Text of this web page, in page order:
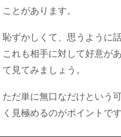
ことがあります。
恥ずかしくて、思うように
これも相手に対して好意が
て見てみましょう。
ただ単に無口なだけという
く見極めるのがポイントです